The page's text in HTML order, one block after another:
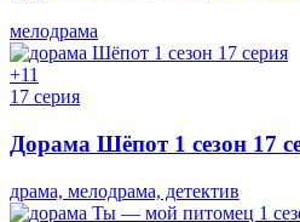
мелодрама
+11
17 серия
Дорама Шёпот 1 сезон 17
драма, мелодрама, детектив